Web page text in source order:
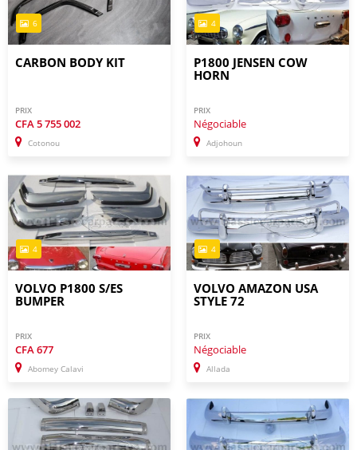
6
CARBON BODY KIT
PRIX
CFA5 755 002
Cotonou
4
P1800 JENSEN COW
HORN
PRIX
Négociable
Adjohoun
4
VOLVO P1800 S/ES
BUMPER
PRIX
CFA677
Abomey Calavi
4
VOLVO AMAZON USA
STYLE 72
PRIX
Négociable
Allada